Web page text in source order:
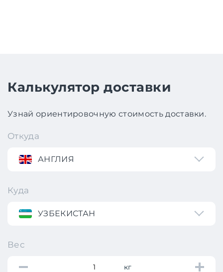
Калькулятор доставки
Узнай ориентировочную стоимость доставки.
Откуда
АНГЛИЯ
Куда
УЗБЕКИСТАН
Вес
кг